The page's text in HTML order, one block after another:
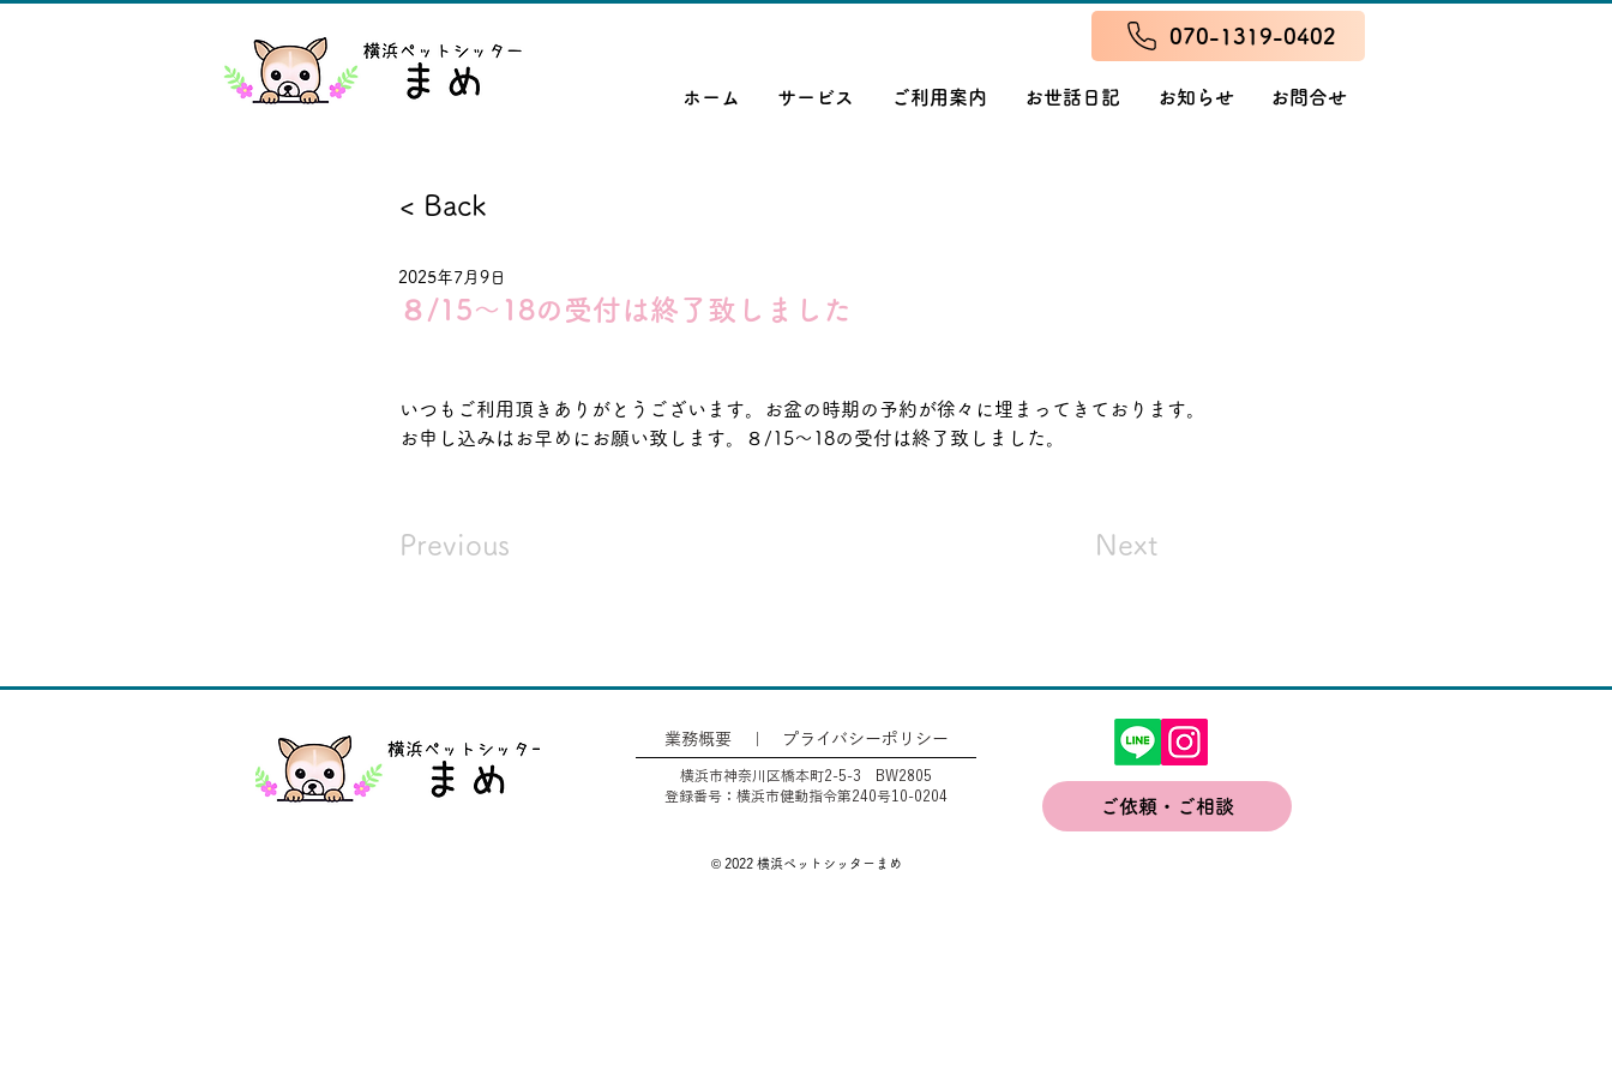
070-1319-0402
ホーム サービス ご利用案内 お世話日記 お知らせ お問合せ
< Back
８/15～18の受付は終了致しました
2025年7月9日
いつもご利用頂きありがとうございます。お盆の時期の予約が徐々に埋まってきております。
お申し込みはお早めにお願い致します。８/15～18の受付は終了致しました。
Previous Next
業務概要｜ プライバシーポリシー
横浜市神奈川区橋本町2-5-3 BW2805
登録番号：横浜市健動指令第240号10-0204
ご依頼・ご相談
© 2022 横浜ペットシッターまめ